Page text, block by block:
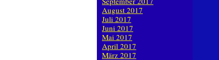
August 2017
Juli 2017
Juni 2017
Mai 2017
April 2017
März 2017